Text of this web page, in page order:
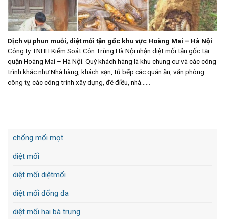
Dịch vụ phun muỗi, diệt mối tận gốc khu vực Hoàng Mai – Hà Nội
Công ty TNHH Kiểm Soát Côn Trùng Hà Nội nhận diệt mối tận gốc tại
quận Hoàng Mai – Hà Nội. Quý khách hàng là khu chung cư và các công
trình khác như Nhà hàng, khách sạn, tủ bếp các quán ăn, văn phòng
công ty, các công trình xây dựng, đê điều, nhà......
chống mối mọt
diệt mối
diệt mối diệtmối
diệt mối đống đa
diệt mối hai bà trưng